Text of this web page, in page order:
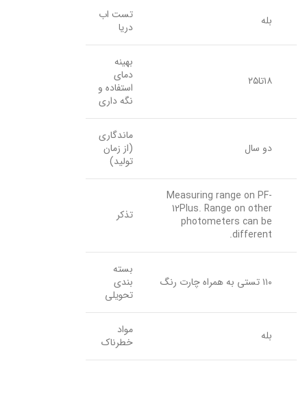
بله
تست اب
دریا
۱۸تا۲۵
بهینه
دمای
استفاده و
نگه داری
دو سال
ماندگاری
(از زمان
تولید)
Measuring range on PF-
12Plus. Range on other
photometers can be
different.
تذکر
۱۱۰ تستی به همراه چارت رنگ
بسته
بندی
تحویلی
بله
مواد
خطرناک